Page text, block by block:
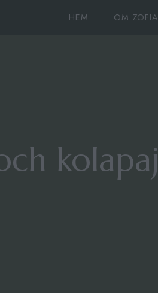
HEM OM ZOFIA
kolapaj